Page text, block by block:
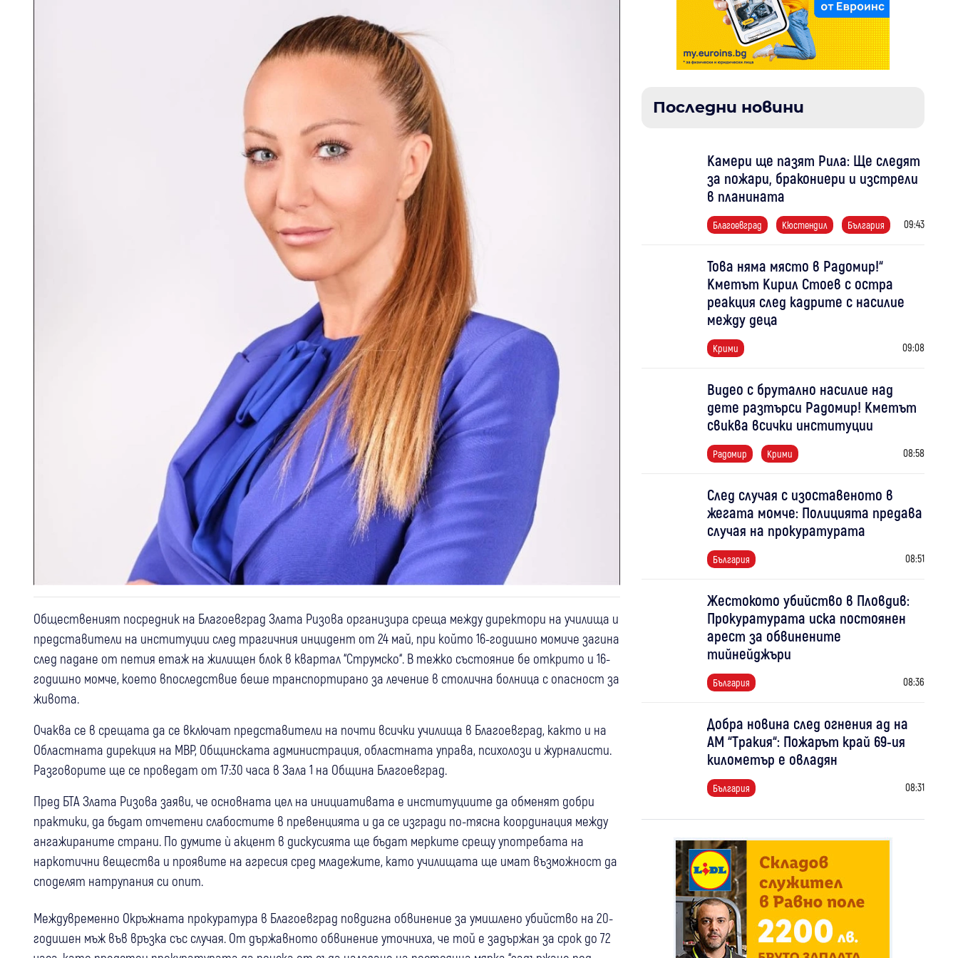
Общественият посредник на Благоевград Злата Ризова организира среща между директори на училища и
представители на институции след трагичния инцидент от 24 май, при който 16-годишно момиче загина
след падане от петия етаж на жилищен блок в квартал “Струмско“. В тежко състояние бе открито и 16-
годишно момче, което впоследствие беше транспортирано за лечение в столична болница с опасност за
живота.
Очаква се в срещата да се включат представители на почти всички училища в Благоевград, както и на
Областната дирекция на МВР, Общинската администрация, областната управа, психолози и журналисти.
Разговорите ще се проведат от 17:30 часа в Зала 1 на Община Благоевград.
Пред БТА Злата Ризова заяви, че основната цел на инициативата е институциите да обменят добри
практики, да бъдат отчетени слабостите в превенцията и да се изгради по-тясна координация между
ангажираните страни. По думите ѝ акцент в дискусията ще бъдат мерките срещу употребата на
наркотични вещества и проявите на агресия сред младежите, като училищата ще имат възможност да
споделят натрупания си опит.
Междувременно Окръжната прокуратура в Благоевград повдигна обвинение за умишлено убийство на 20-
годишен мъж във връзка със случая. От държавното обвинение уточниха, че той е задържан за срок до 72
Последни новини
Камери ще пазят Рила: Ще следят
за пожари, бракониери и изстрели
в планината
Благоевград Кюстендил България 09:43
Това няма място в Радомир!“
Кметът Кирил Стоев с остра
реакция след кадрите с насилие
между деца
Крими 09:08
Видео с брутално насилие над
дете разтърси Радомир! Кметът
свиква всички институции
Радомир Крими 08:58
След случая с изоставеното в
жегата момче: Полицията предава
случая на прокуратурата
България 08:51
Жестокото убийство в Пловдив:
Прокуратурата иска постоянен
арест за обвинените
тийнейджъри
България 08:36
Добра новина след огнения ад на
АМ “Тракия“: Пожарът край 69-ия
километър е овладян
България 08:31